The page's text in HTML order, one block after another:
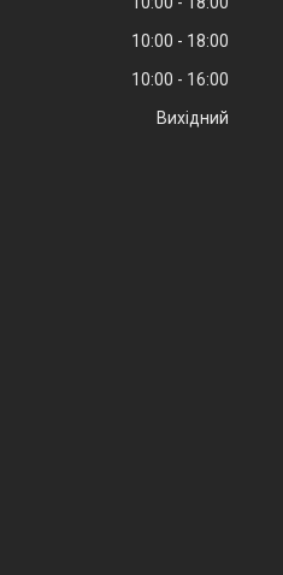
10:00
18:00
10:00
16:00
Вихідний